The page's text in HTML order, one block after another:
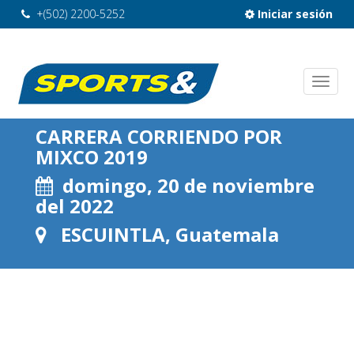
Iniciar sesión
+(502) 2200-5252
CARRERA CORRIENDO POR
MIXCO 2019
domingo, 20 de noviembre
del 2022
ESCUINTLA, Guatemala